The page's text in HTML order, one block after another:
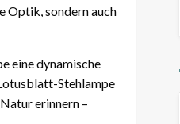
Optik, sondern auch
eine dynamische
Stehlampe
erinnern –